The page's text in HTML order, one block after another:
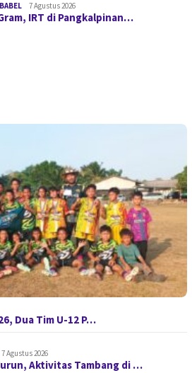
7 Agustus 2026
IRT di Pangkalpinan…
Dua Tim U-12 P…
7 Agustus 2026
Aktivitas Tambang di …